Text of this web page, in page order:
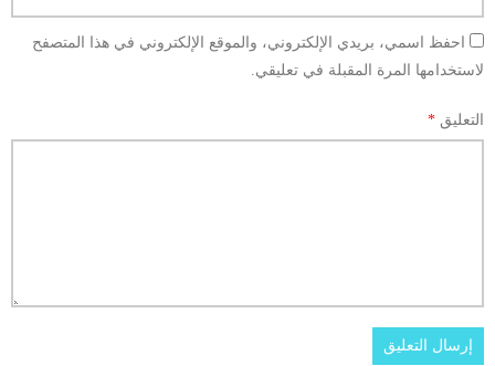
احفظ اسمي، بريدي الإلكتروني، والموقع الإلكتروني في هذا المتصفح
لاستخدامها المرة المقبلة في تعليقي.
التعليق *